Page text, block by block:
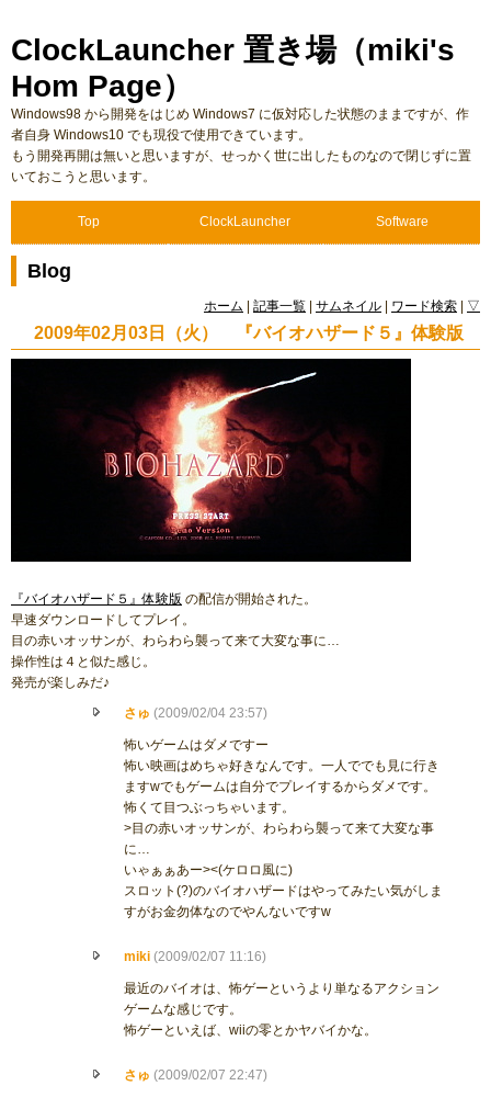
ClockLauncher 置き場（miki's
Hom Page）
Windows98 から開発をはじめ Windows7 に仮対応した状態のままですが、作
者自身 Windows10 でも現役で使用できています。
もう開発再開は無いと思いますが、せっかく世に出したものなので閉じずに置
いておこうと思います。
Top ClockLauncher Software
Blog
ホーム 記事一覧 サムネイル ワード検索 ▽
2009年02月03日（火） 『バイオハザード５』体験版
『バイオハザード５』体験版 の配信が開始された。
早速ダウンロードしてプレイ。
目の赤いオッサンが、わらわら襲って来て大変な事に…
操作性は４と似た感じ。
発売が楽しみだ♪
さゅ (2009/02/04 23:57)
怖いゲームはダメですー
怖い映画はめちゃ好きなんです。一人ででも見に行き
ますwでもゲームは自分でプレイするからダメです。
怖くて目つぶっちゃいます。
>目の赤いオッサンが、わらわら襲って来て大変な事
に…
いゃぁぁあー><(ケロロ風に)
スロット(?)のバイオハザードはやってみたい気がしま
すがお金勿体なのでやんないですw
miki (2009/02/07 11:16)
最近のバイオは、怖ゲーというより単なるアクション
ゲームな感じです。
怖ゲーといえば、wiiの零とかヤバイかな。
さゅ (2009/02/07 22:47)